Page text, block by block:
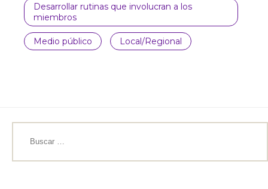
Desarrollar rutinas que involucran a los
miembros
Medio público Local/Regional
Buscar: